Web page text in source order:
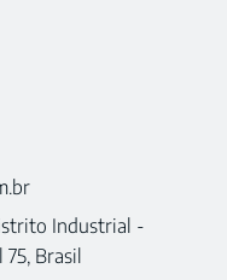
Industrial -
75, Brasil